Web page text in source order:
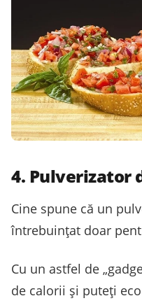
4. Pulverizator
Cine spune că un
întrebuințat doar
Cu un astfel de
de calorii și puteți